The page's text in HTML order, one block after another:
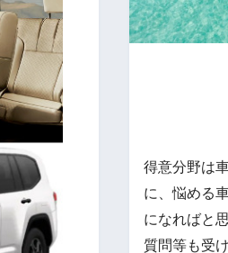
得意分野は
に、悩める
になればと
質問等も受